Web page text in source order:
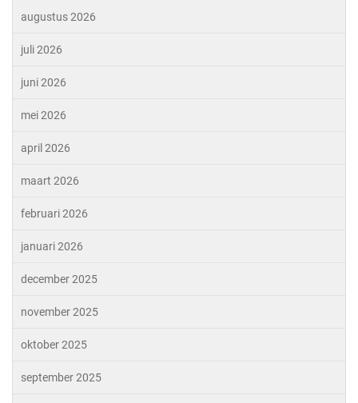
augustus 2026
juli 2026
juni 2026
mei 2026
april 2026
maart 2026
februari 2026
januari 2026
december 2025
november 2025
oktober 2025
september 2025